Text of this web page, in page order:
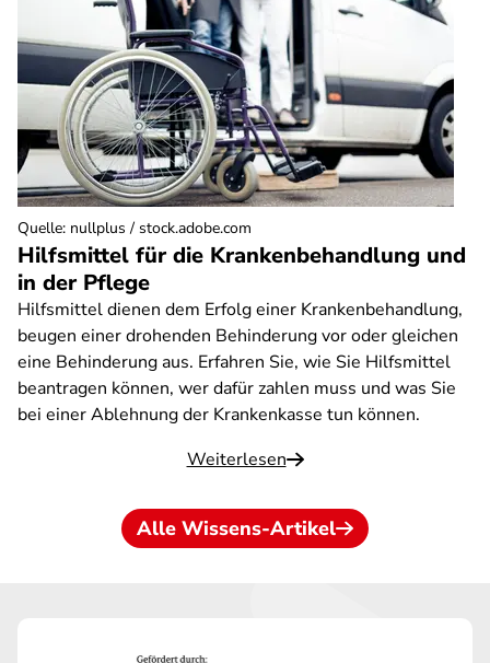
Hilfsmittel für die Krankenbehandlung und
in der Pflege
Hilfsmittel dienen dem Erfolg einer Krankenbehandlung,
beugen einer drohenden Behinderung vor oder gleichen
eine Behinderung aus. Erfahren Sie, wie Sie Hilfsmittel
beantragen können, wer dafür zahlen muss und was Sie
bei einer Ablehnung der Krankenkasse tun können.
Weiterlesen
Quelle: nullplus / stock.adobe.com
Alle Wissens-Artikel